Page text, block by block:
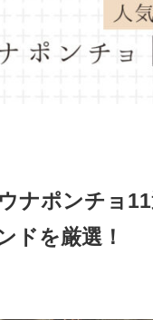
ナポンチョ
ドを厳選！